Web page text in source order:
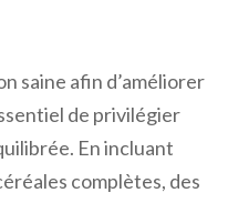
saine afin d’améliorer
de privilégier
En incluant
complètes, des